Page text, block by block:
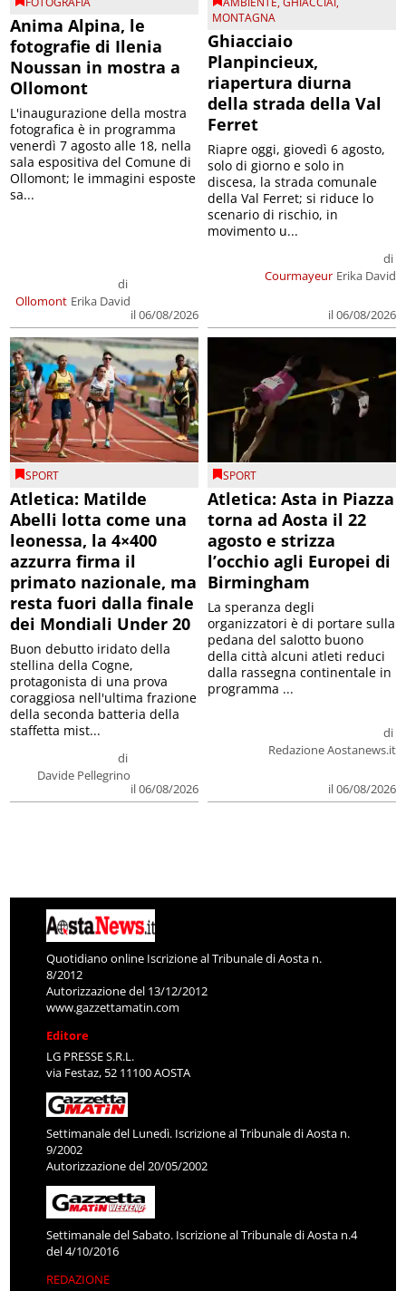
Anima Alpina, le
fotografie di Ilenia
Noussan in mostra a
Ollomont
Ollomont
di
Erika David
il 06/08/2026
L'inaugurazione della mostra
fotografica è in programma
venerdì 7 agosto alle 18, nella
sala espositiva del Comune di
Ollomont; le immagini esposte
sa...
MONTAGNA
Ghiacciaio
Planpincieux,
riapertura diurna
della strada della Val
Ferret
Courmayeur
di
Erika David
il 06/08/2026
Riapre oggi, giovedì 6 agosto,
solo di giorno e solo in
discesa, la strada comunale
della Val Ferret; si riduce lo
scenario di rischio, in
movimento u...
SPORT
Atletica: Matilde
Abelli lotta come una
leonessa, la 4×400
azzurra firma il
primato nazionale, ma
resta fuori dalla finale
dei Mondiali Under 20
di
Davide Pellegrino
il 06/08/2026
Buon debutto iridato della
stellina della Cogne,
protagonista di una prova
coraggiosa nell'ultima frazione
della seconda batteria della
staffetta mist...
SPORT
Atletica: Asta in Piazza
torna ad Aosta il 22
agosto e strizza
l’occhio agli Europei di
Birmingham
di
Redazione Aostanews.it
il 06/08/2026
La speranza degli
organizzatori è di portare sulla
pedana del salotto buono
della città alcuni atleti reduci
dalla rassegna continentale in
programma ...
Quotidiano online Iscrizione al Tribunale di Aosta n.
8/2012
Autorizzazione del 13/12/2012
www.gazzettamatin.com
Editore
LG PRESSE S.R.L.
via Festaz, 52 11100 AOSTA
Settimanale del Lunedì. Iscrizione al Tribunale di Aosta n.
9/2002
Autorizzazione del 20/05/2002
Settimanale del Sabato. Iscrizione al Tribunale di Aosta n.4
del 4/10/2016
REDAZIONE